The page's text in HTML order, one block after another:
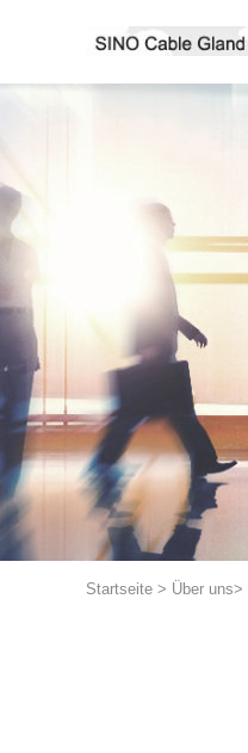
Startseite > Über uns>